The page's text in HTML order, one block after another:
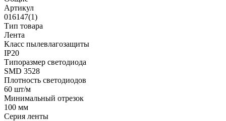
Артикул
016147(1)
Тип товара
Лента
Класс пылевлагозащиты
IP20
Типоразмер светодиода
SMD 3528
Плотность светодиодов
60 шт/м
Минимальный отрезок
100 мм
Серия ленты